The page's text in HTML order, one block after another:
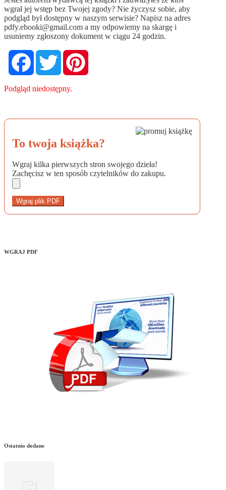
wgrał jej wstęp bez Twojej zgody? Nie życzysz sobie, aby
podgląd był dostępny w naszym serwisie? Napisz na adres
pdfy.ebooki@gmail.com a my odpowiemy na skargę i
usuniemy zgłoszony dokument w ciągu 24 godzin.
FacebookTwitter
Podgląd niedostępny.
To twoja książka?
Wgraj kilka pierwszych stron swojego dzieła!
Zachęcisz w ten sposób czytelników do zakupu.
Wgraj plik PDF
WGRAJ PDF
Ostatnio dodane